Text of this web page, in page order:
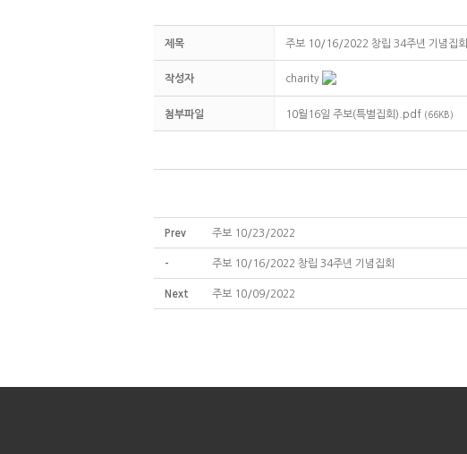
제목 주보 10/16/2022 창립 34주년 기념집회
작성자 charity
첨부파일 10월16일 주보(특별집회).pdf (66KB)
Prev 주보 10/23/2022
- 주보 10/16/2022 창립 34주년 기념집회
Next 주보 10/09/2022